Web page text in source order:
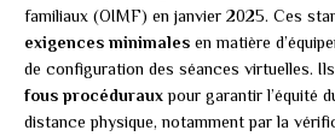
familiaux (OIMF) en janvier 2025. Ces
exigences minimales en matière
de configuration des séances virtuelles.
fous procédurauxpour garantir l’équité
distance physique, notamment par la